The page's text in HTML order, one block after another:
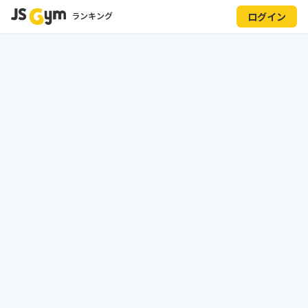
ランキング ログイン